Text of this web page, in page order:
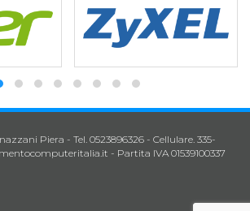
Piera - Tel. 0523896326 - Cellulare. 335-
- Partita IVA 01539100337